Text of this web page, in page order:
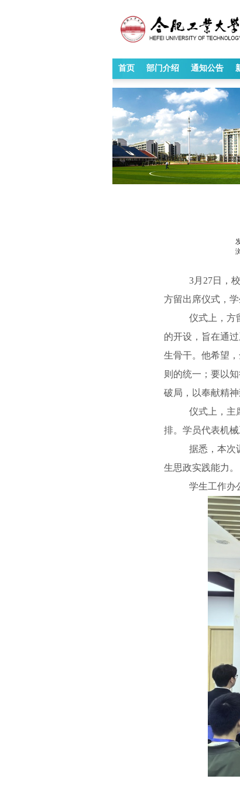
首页 部门介绍 通知公告
3月 27日，
方留出席仪式，
仪式上，方
的开设，旨在通
生骨干。他希望
则的统一；要以
破局，以奉献精
仪式上，主
排。学员代表机
据悉，本次
生思政实践能力。
学生工作办